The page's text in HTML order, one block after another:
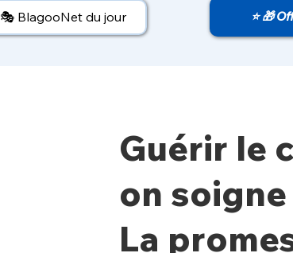
🎭 BlagooNet du jour ⭐ 🎁
Guérir le
on
La